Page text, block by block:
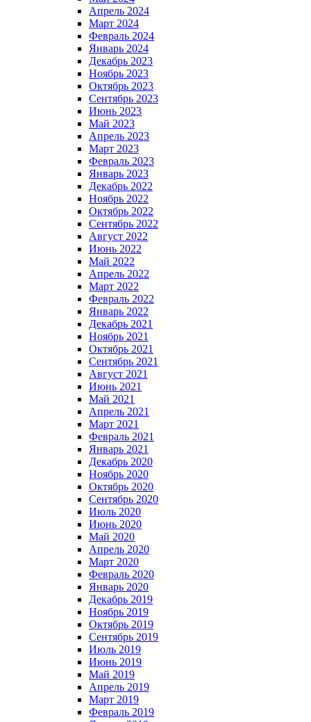
Апрель 2024
Март 2024
Февраль 2024
Январь 2024
Декабрь 2023
Ноябрь 2023
Октябрь 2023
Сентябрь 2023
Июнь 2023
Май 2023
Апрель 2023
Март 2023
Февраль 2023
Январь 2023
Декабрь 2022
Ноябрь 2022
Октябрь 2022
Сентябрь 2022
Август 2022
Июнь 2022
Май 2022
Апрель 2022
Март 2022
Февраль 2022
Январь 2022
Декабрь 2021
Ноябрь 2021
Октябрь 2021
Сентябрь 2021
Август 2021
Июнь 2021
Май 2021
Апрель 2021
Март 2021
Февраль 2021
Январь 2021
Декабрь 2020
Ноябрь 2020
Октябрь 2020
Сентябрь 2020
Июль 2020
Июнь 2020
Май 2020
Апрель 2020
Март 2020
Февраль 2020
Январь 2020
Декабрь 2019
Ноябрь 2019
Октябрь 2019
Сентябрь 2019
Июль 2019
Июнь 2019
Май 2019
Апрель 2019
Март 2019
Февраль 2019